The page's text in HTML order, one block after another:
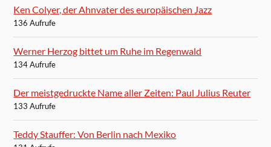
Ken Colyer, der Ahnvater des europäischen Jazz
136 Aufrufe
Werner Herzog bittet um Ruhe im Regenwald
134 Aufrufe
Der meistgedruckte Name aller Zeiten: Paul Julius Reuter
133 Aufrufe
Teddy Stauffer: Von Berlin nach Mexiko